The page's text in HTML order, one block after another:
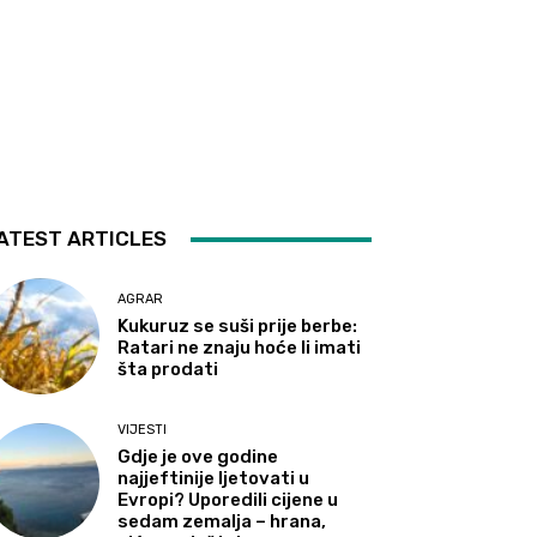
ARTICLES
AGRAR
Kukuruz se suši prije berbe:
Ratari ne znaju hoće li imati
šta prodati
VIJESTI
Gdje je ove godine
najjeftinije ljetovati u
Evropi? Uporedili cijene u
sedam zemalja – hrana,